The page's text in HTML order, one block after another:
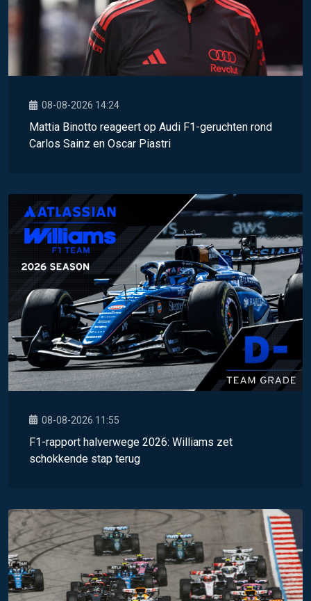
08-08-2026 14:24
Mattia Binotto reageert op Audi F1-geruchten rond
Carlos Sainz en Oscar Piastri
08-08-2026 11:55
F1-rapport halverwege 2026: Williams zet
schokkende stap terug